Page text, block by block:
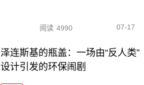
阅读 4990 07-17
泽连斯基的瓶盖：一场由“反人类”
设计引发的环保闹剧